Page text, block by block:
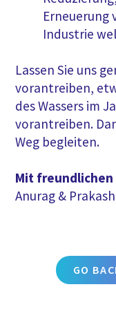
Erneuerung
Industrie
Lassen Sie uns
vorantreiben,
des Wassers im
vorantreiben.
Weg begleiten.
Mit freundlichen
Anurag & Prakash
GO